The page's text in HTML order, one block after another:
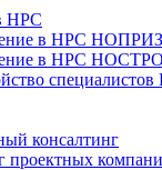
НРС
в НРС
в НРС
консалтинг
проектных